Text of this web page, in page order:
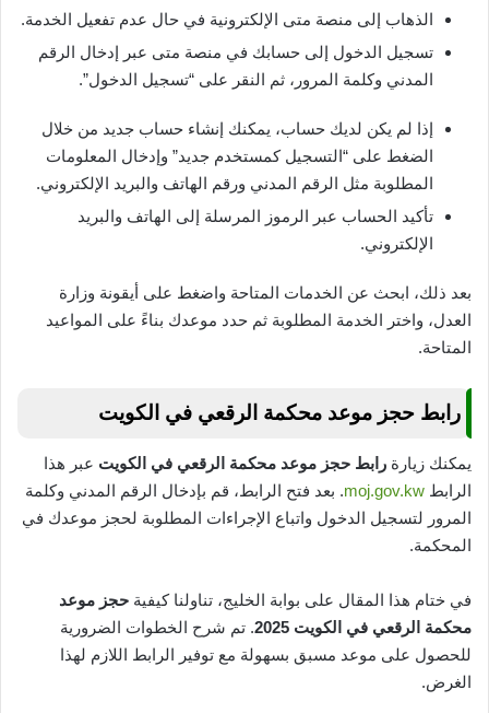
الذهاب إلى منصة متى الإلكترونية في حال عدم تفعيل الخدمة.
تسجيل الدخول إلى حسابك في منصة متى عبر إدخال الرقم
المدني وكلمة المرور، ثم النقر على “تسجيل الدخول”.
إذا لم يكن لديك حساب، يمكنك إنشاء حساب جديد من خلال
الضغط على “التسجيل كمستخدم جديد” وإدخال المعلومات
المطلوبة مثل الرقم المدني ورقم الهاتف والبريد الإلكتروني.
تأكيد الحساب عبر الرموز المرسلة إلى الهاتف والبريد
الإلكتروني.
بعد ذلك، ابحث عن الخدمات المتاحة واضغط على أيقونة وزارة
العدل، واختر الخدمة المطلوبة ثم حدد موعدك بناءً على المواعيد
المتاحة.
رابط حجز موعد محكمة الرقعي في الكويت
يمكنك زيارة رابط حجز موعد محكمة الرقعي في الكويت عبر هذا
الرابط moj.gov.kw. بعد فتح الرابط، قم بإدخال الرقم المدني وكلمة
المرور لتسجيل الدخول واتباع الإجراءات المطلوبة لحجز موعدك في
المحكمة.
في ختام هذا المقال على بوابة الخليج، تناولنا كيفية حجز موعد
محكمة الرقعي في الكويت 2025
. تم شرح الخطوات الضرورية
للحصول على موعد مسبق بسهولة مع توفير الرابط اللازم لهذا
الغرض.